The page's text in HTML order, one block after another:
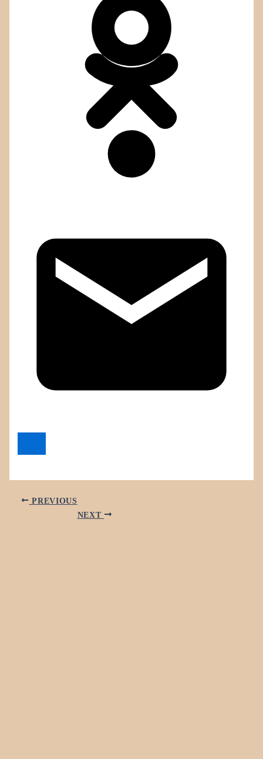
PREVIOUS
NEXT